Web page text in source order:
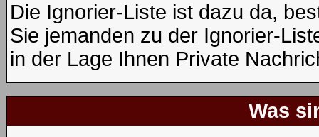
Die Ignorier-Liste ist dazu da,
Sie jemanden zu der Ignorier-
in der Lage Ihnen Private
Was